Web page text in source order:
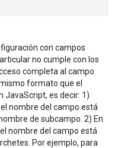
con campos
no cumple con los
completa al campo
formato que el
JavaScript, es decir: 1)
nombre del campo está
de subcampo. 2) En
nombre del campo está
Por ejemplo, para